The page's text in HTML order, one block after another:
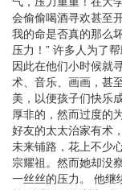
会偷偷喝酒寻欢甚至
我的命是否真的那么
压力！” 许多人为了
因此在他们小时候就
术、音乐、画画，甚
美，以便孩子们快乐
厚非的，然而过度的
好友的太太治家有术
未来铺路，花上不少
宗耀祖。然而她却没
一丝丝的压力。 他继